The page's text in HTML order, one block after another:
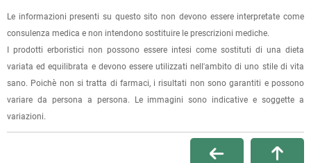
Le informazioni presenti su questo sito non devono essere interpretate come
consulenza medica e non intendono sostituire le prescrizioni mediche.
I prodotti erboristici non possono essere intesi come sostituti di una dieta
variata ed equilibrata e devono essere utilizzati nell'ambito di uno stile di vita
sano. Poichè non si tratta di farmaci, i risultati non sono garantiti e possono
variare da persona a persona. Le immagini sono indicative e soggette a
variazioni.